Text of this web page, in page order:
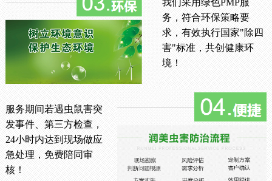
我们采用绿色PMP服
务，符合环保策略要
求，有效执行国家"除四
害"标准，共创健康环
境！
服务期间若遇虫鼠害突
发事件、第三方检查，
24小时内达到现场做应
急处理，免费陪同审
核！